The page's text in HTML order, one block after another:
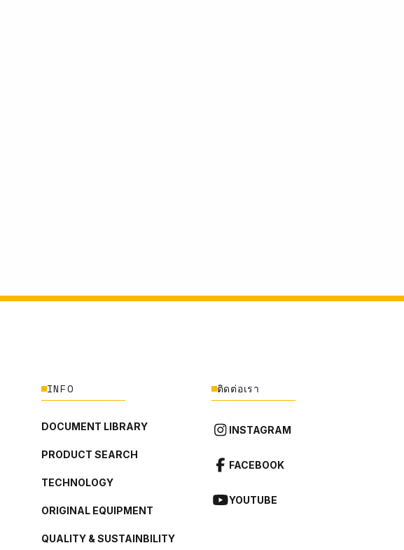
INFO
DOCUMENT LIBRARY
PRODUCT SEARCH
TECHNOLOGY
ORIGINAL EQUIPMENT
QUALITY & SUSTAINBILITY
ติดต่อเรา
INSTAGRAM
FACEBOOK
YOUTUBE